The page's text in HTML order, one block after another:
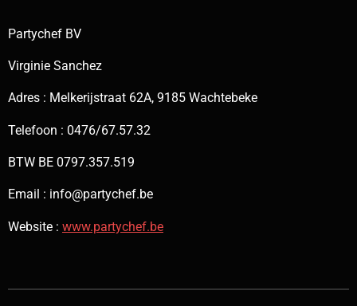
Partychef BV
Virginie Sanchez
Adres : Melkerijstraat 62A, 9185 Wachtebeke
Telefoon : 0476/67.57.32
BTW BE 0797.357.519
Email : info@partychef.be
Website : www.partychef.be